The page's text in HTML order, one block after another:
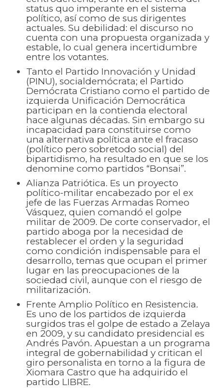
status quo imperante en el sistema
político, así como de sus dirigentes
actuales. Su debilidad: el discurso no
cuenta con una propuesta organizada y
estable, lo cual genera incertidumbre
entre los votantes.
Tanto el Partido Innovación y Unidad
(PINU), socialdemócrata; el Partido
Demócrata Cristiano como el partido de
izquierda Unificación Democrática
participan en la contienda electoral
hace algunas décadas. Sin embargo su
incapacidad para constituirse como
una alternativa política ante el fracaso
(político pero sobretodo social) del
bipartidismo, ha resultado en que se los
denomine como partidos “Bonsai”.
Alianza Patriótica. Es un proyecto
político-militar encabezado por el ex
jefe de las Fuerzas Armadas Romeo
Vásquez, quien comandó el golpe
militar de 2009. De corte conservador, el
partido aboga por la necesidad de
restablecer el orden y la seguridad
como condición indispensable para el
desarrollo, temas que ocupan el primer
lugar en las preocupaciones de la
sociedad civil, aunque con el riesgo de
militarización.
Frente Amplio Político en Resistencia.
Es uno de los partidos de izquierda
surgidos tras el golpe de estado a Zelaya
en 2009, y su candidato presidencial es
Andrés Pavón. Apuestan a un programa
integral de gobernabilidad y critican el
giro personalista en torno a la figura de
Xiomara Castro que ha adquirido el
partido LIBRE.